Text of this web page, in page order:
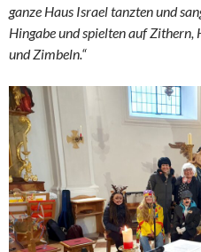
ganze Haus Israel tanzten und
Hingabe und spielten auf Zithern,
und Zimbeln.“